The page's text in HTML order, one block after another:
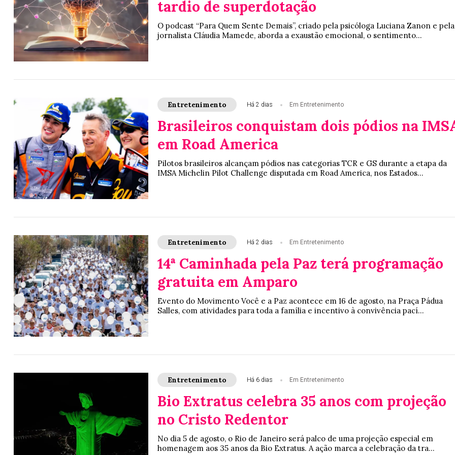
tardio de superdotação
O podcast “Para Quem Sente Demais”, criado pela psicóloga Luciana Zanon e pela
jornalista Cláudia Mamede, aborda a exaustão emocional, o sentimento...
Entretenimento Há 2 dias Em Entretenimento
Brasileiros conquistam dois pódios na
em Road America
Pilotos brasileiros alcançam pódios nas categorias TCR e GS durante a etapa da
IMSA Michelin Pilot Challenge disputada em Road America, nos Estados...
Entretenimento Há 2 dias Em Entretenimento
14ª Caminhada pela Paz terá programação
gratuita em Amparo
Evento do Movimento Você e a Paz acontece em 16 de agosto, na Praça Pádua
Salles, com atividades para toda a família e incentivo à convivência pací...
Entretenimento Há 6 dias Em Entretenimento
Bio Extratus celebra 35 anos com projeção
no Cristo Redentor
No dia 5 de agosto, o Rio de Janeiro será palco de uma projeção especial em
homenagem aos 35 anos da Bio Extratus. A ação marca a celebração da tra...